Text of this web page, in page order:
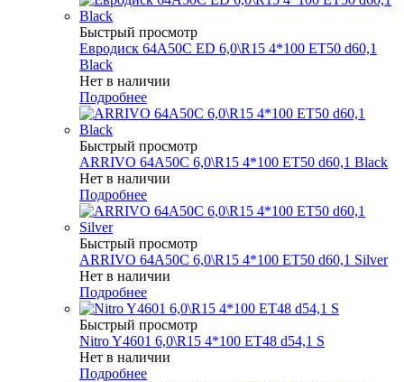
Быстрый просмотр
Евродиск 64A50C ED 6,0\R15 4*100 ET50 d60,1
Black
Нет в наличии
Подробнее
Быстрый просмотр
ARRIVO 64A50C 6,0\R15 4*100 ET50 d60,1 Black
Нет в наличии
Подробнее
Быстрый просмотр
ARRIVO 64A50C 6,0\R15 4*100 ET50 d60,1 Silver
Нет в наличии
Подробнее
Быстрый просмотр
Nitro Y4601 6,0\R15 4*100 ET48 d54,1 S
Нет в наличии
Подробнее